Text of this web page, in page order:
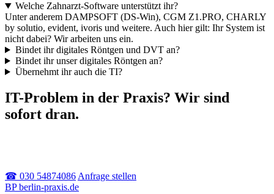
Welche Zahnarzt-Software unterstützt ihr?
Unter anderem DAMPSOFT (DS-Win), CGM Z1.PRO, CHARLY
by solutio, evident, ivoris und weitere. Auch hier gilt: Ihr System ist
nicht dabei? Wir arbeiten uns ein.
Bindet ihr digitales Röntgen und DVT an?
Bindet ihr unser digitales Röntgen an?
Übernehmt ihr auch die TI?
IT-Problem in der Praxis? Wir sind
sofort dran.
☎ 030 54874086 Anfrage stellen
BP berlin-praxis.de